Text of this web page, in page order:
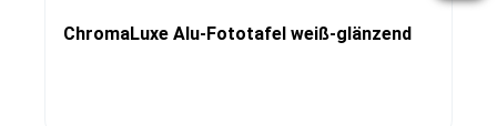
ChromaLuxe Alu-Fototafel weiß-glänzend